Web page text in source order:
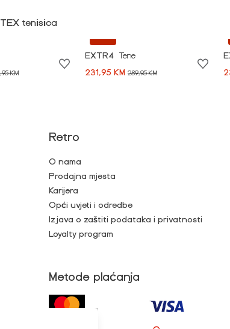
tenisica
KM
EXTR4
Tene
231,95 KM 289,95 KM
Retro
O nama
Prodajna mjesta
Karijera
Opći uvjeti i odredbe
Izjava o zaštiti podataka i privatnosti
Loyalty program
Metode plaćanja